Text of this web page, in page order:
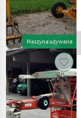
Maszyna używana